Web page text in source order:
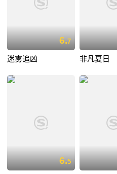
6.7
迷雾追凶 非凡夏日
6.5